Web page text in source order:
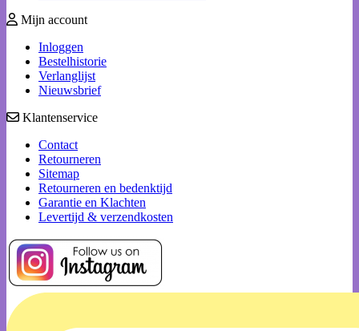
Mijn account
Inloggen
Bestelhistorie
Verlanglijst
Nieuwsbrief
Klantenservice
Contact
Retourneren
Sitemap
Retourneren en bedenktijd
Garantie en Klachten
Levertijd & verzendkosten